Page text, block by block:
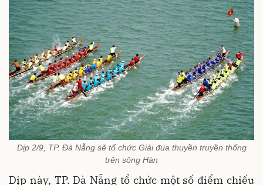
Dịp 2/9, TP. Đà Nẵng sẽ tổ chức Giải đua thuyền truyền thống
trên sông Hàn
Dịp này, TP. Đà Nẵng tổ chức một số điểm chiếu